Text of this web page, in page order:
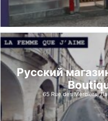
Русский
65 Rue des Merciers,